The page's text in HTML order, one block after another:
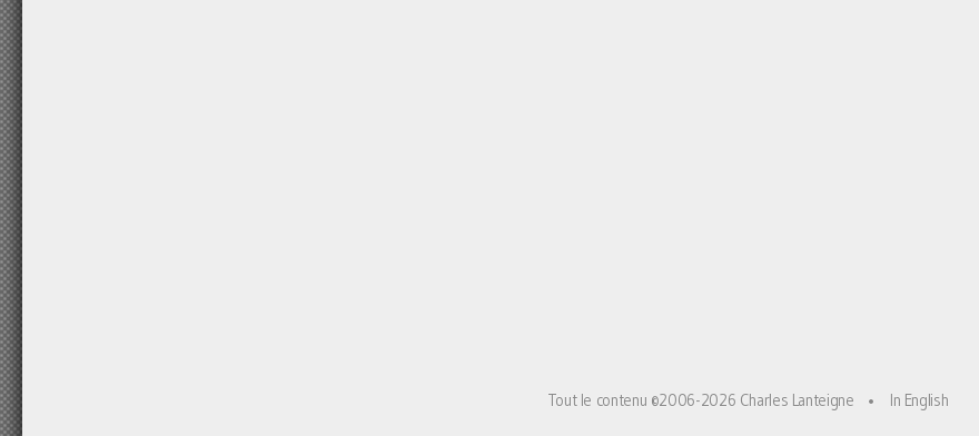
Tout le contenu ©2006-2026 Charles Lanteigne • In English